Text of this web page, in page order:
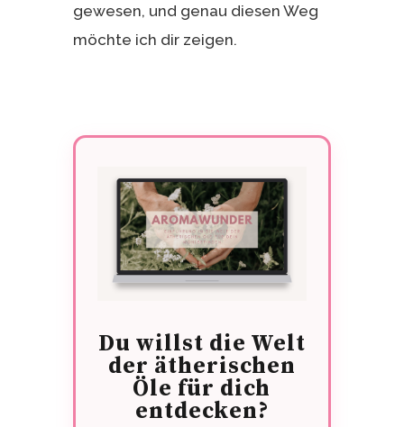
gewesen, und genau diesen Weg
möchte ich dir zeigen.
Du willst die Welt
der ätherischen
Öle für dich
entdecken?